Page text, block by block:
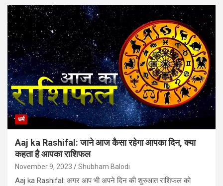
धर्म
Aaj ka Rashifal: जाने आज कैसा रहेगा आपका दिन, क्या
कहता है आपका राशिफल
November 9, 2023 Shubham Balodi
Aaj ka Rashifal: अगर आप भी अपने दिन की शुरुआत राशिफल को